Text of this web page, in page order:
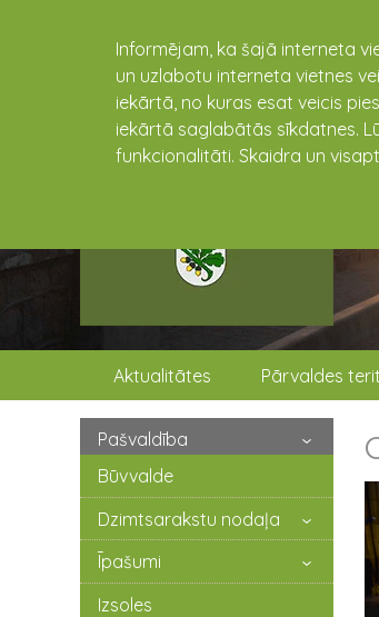
Informējam, ka šajā interneta
un uzlabotu interneta vietnes
iekārtā, no kuras esat veicis
iekārtā saglabātās sīkdatnes.
funkcionalitāti. Skaidra un
Aktualitātes Pārvaldes
Pašvaldība
Būvvalde
Dzimtsarakstu nodaļa
Īpašumi
Izsoles